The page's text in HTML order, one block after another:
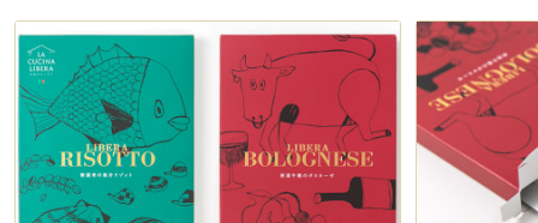
タリアンを味わえて、感激です！